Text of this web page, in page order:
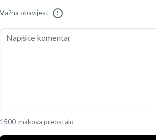
Važna obavijest !
1500 znakova preostalo